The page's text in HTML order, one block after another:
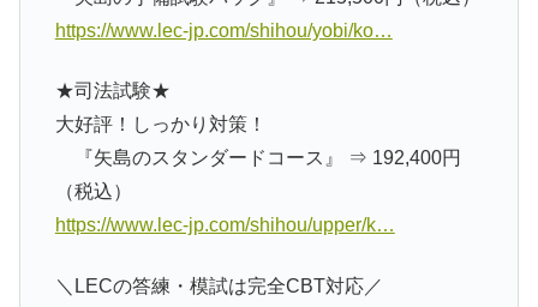
https://www.lec-jp.com/shihou/yobi/ko…
★司法試験★
大好評！しっかり対策！
『矢島のスタンダードコース』 ⇒ 192,400円
（税込）
https://www.lec-jp.com/shihou/upper/k…
＼LECの答練・模試は完全CBT対応／